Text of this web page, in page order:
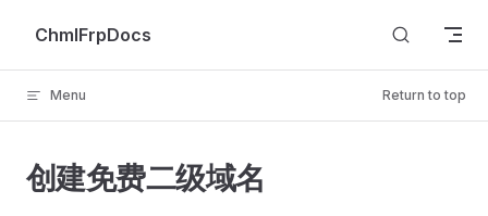
Skip to content
ChmlFrpDocs
Menu Return to top
创建免费二级域名